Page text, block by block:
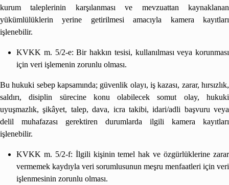
kurum taleplerinin karşılanması ve mevzuattan kaynaklanan
yükümlülüklerin yerine getirilmesi amacıyla kamera kayıtları
işlenebilir.
KVKK m. 5/2-e: Bir hakkın tesisi, kullanılması veya korunması
için veri işlemenin zorunlu olması.
Bu hukuki sebep kapsamında; güvenlik olayı, iş kazası, zarar, hırsızlık,
saldırı, disiplin sürecine konu olabilecek somut olay, hukuki
uyuşmazlık, şikâyet, talep, dava, icra takibi, idari/adli başvuru veya
delil muhafazası gerektiren durumlarda ilgili kamera kayıtları
işlenebilir.
KVKK m. 5/2-f: İlgili kişinin temel hak ve özgürlüklerine zarar
vermemek kaydıyla veri sorumlusunun meşru menfaatleri için veri
işlenmesinin zorunlu olması.